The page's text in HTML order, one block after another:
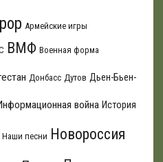
Армейские игры
ВМФ Военная форма
Донбасс Дутов Дьен-Бьен-
война История
Наши песни Новороссия